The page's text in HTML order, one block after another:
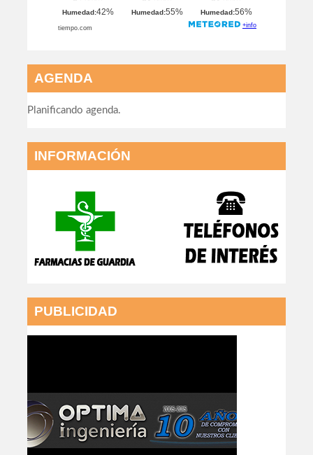
AGENDA
Planificando agenda.
INFORMACIÓN
PUBLICIDAD